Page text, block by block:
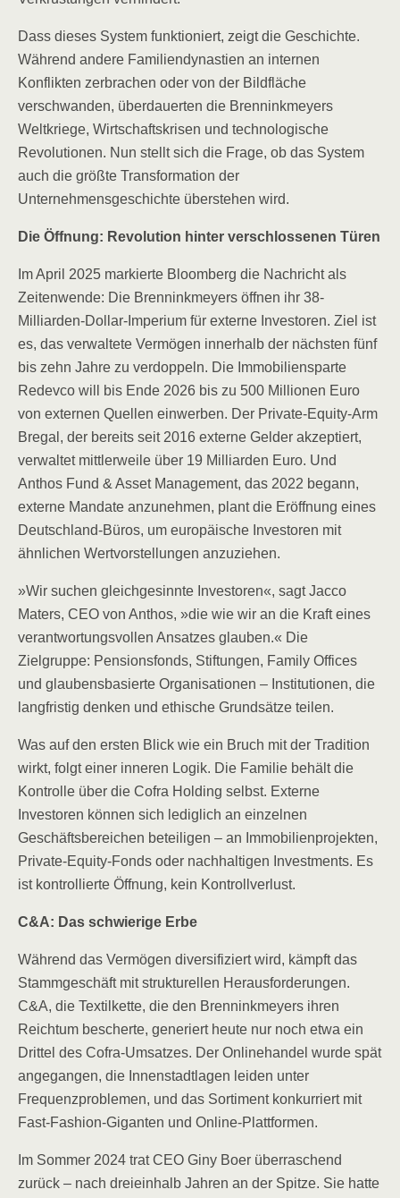
Dass dieses System funktioniert, zeigt die Geschichte.
Während andere Familiendynastien an internen
Konflikten zerbrachen oder von der Bildfläche
verschwanden, überdauerten die Brenninkmeyers
Weltkriege, Wirtschaftskrisen und technologische
Revolutionen. Nun stellt sich die Frage, ob das System
auch die größte Transformation der
Unternehmensgeschichte überstehen wird.
Die Öffnung: Revolution hinter verschlossenen Türen
Im April 2025 markierte Bloomberg die Nachricht als
Zeitenwende: Die Brenninkmeyers öffnen ihr 38-
Milliarden-Dollar-Imperium für externe Investoren. Ziel ist
es, das verwaltete Vermögen innerhalb der nächsten fünf
bis zehn Jahre zu verdoppeln. Die Immobiliensparte
Redevco will bis Ende 2026 bis zu 500 Millionen Euro
von externen Quellen einwerben. Der Private-Equity-Arm
Bregal, der bereits seit 2016 externe Gelder akzeptiert,
verwaltet mittlerweile über 19 Milliarden Euro. Und
Anthos Fund & Asset Management, das 2022 begann,
externe Mandate anzunehmen, plant die Eröffnung eines
Deutschland-Büros, um europäische Investoren mit
ähnlichen Wertvorstellungen anzuziehen.
»Wir suchen gleichgesinnte Investoren«, sagt Jacco
Maters, CEO von Anthos, »die wie wir an die Kraft eines
verantwortungsvollen Ansatzes glauben.« Die
Zielgruppe: Pensionsfonds, Stiftungen, Family Offices
und glaubensbasierte Organisationen – Institutionen, die
langfristig denken und ethische Grundsätze teilen.
Was auf den ersten Blick wie ein Bruch mit der Tradition
wirkt, folgt einer inneren Logik. Die Familie behält die
Kontrolle über die Cofra Holding selbst. Externe
Investoren können sich lediglich an einzelnen
Geschäftsbereichen beteiligen – an Immobilienprojekten,
Private-Equity-Fonds oder nachhaltigen Investments. Es
ist kontrollierte Öffnung, kein Kontrollverlust.
C&A: Das schwierige Erbe
Während das Vermögen diversifiziert wird, kämpft das
Stammgeschäft mit strukturellen Herausforderungen.
C&A, die Textilkette, die den Brenninkmeyers ihren
Reichtum bescherte, generiert heute nur noch etwa ein
Drittel des Cofra-Umsatzes. Der Onlinehandel wurde spät
angegangen, die Innenstadtlagen leiden unter
Frequenzproblemen, und das Sortiment konkurriert mit
Fast-Fashion-Giganten und Online-Plattformen.
Im Sommer 2024 trat CEO Giny Boer überraschend
zurück – nach dreieinhalb Jahren an der Spitze. Sie hatte